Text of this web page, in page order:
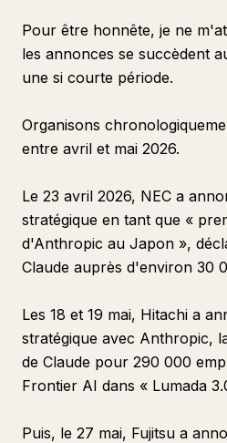
Pour être honnête, je ne
les annonces se succèdent
une si courte période.
Organisons
entre avril et mai 2026.
Le 23 avril 2026, NEC a
stratégique en tant que «
d'Anthropic au Japon »,
Claude auprès d'environ 30
Les 18 et 19 mai, Hitachi a
stratégique avec Anthropic,
de Claude pour 290 000
Frontier AI dans « Lumada
Puis, le 27 mai, Fujitsu a